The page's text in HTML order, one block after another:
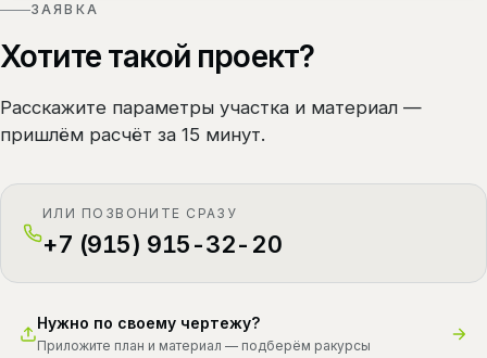
ЗАЯВКА
Хотите такой проект?
Расскажите параметры участка и материал —
пришлём расчёт за 15 минут.
ИЛИ ПОЗВОНИТЕ СРАЗУ
+7 (915) 915-32-20
Нужно по своему чертежу?
Приложите план и материал — подберём ракурсы